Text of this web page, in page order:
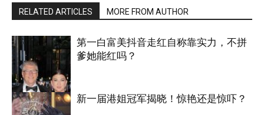
RELATED ARTICLES MORE FROM AUTHOR
第一白富美抖音走红自称靠实力，不拼
爹她能红吗？
新一届港姐冠军揭晓！惊艳还是惊吓？